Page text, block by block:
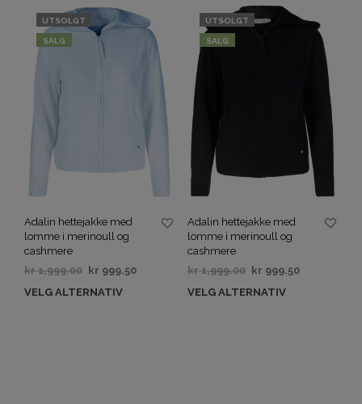
UTSOLGT
SALG
Adalin hettejakke med
lomme i merinoull og
cashmere
kr1,999.00 kr 999.50
VELG ALTERNATIV
UTSOLGT
SALG
Adalin hettejakke med
lomme i merinoull og
cashmere
kr1,999.00 kr 999.50
VELG ALTERNATIV